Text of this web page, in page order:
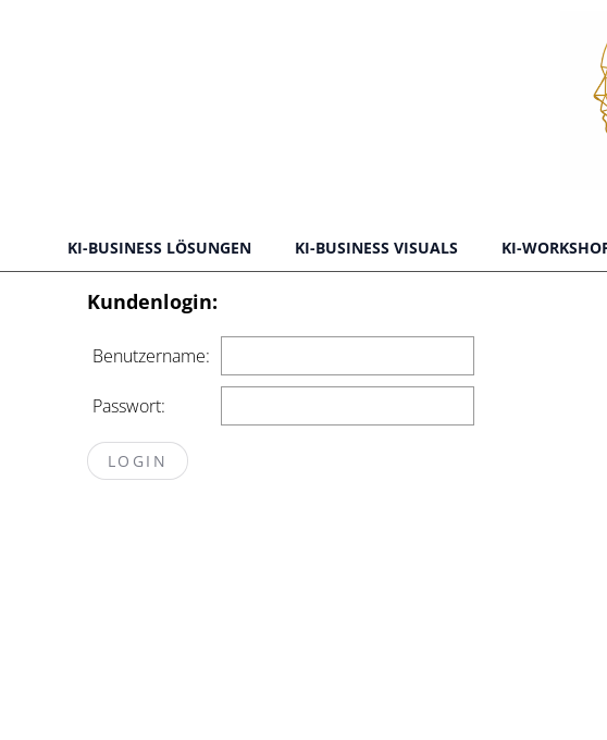
KI-BUSINESS LÖSUNGEN KI-BUSINESS VISUALS KI-
Kundenlogin:
Benutzername:
Passwort: